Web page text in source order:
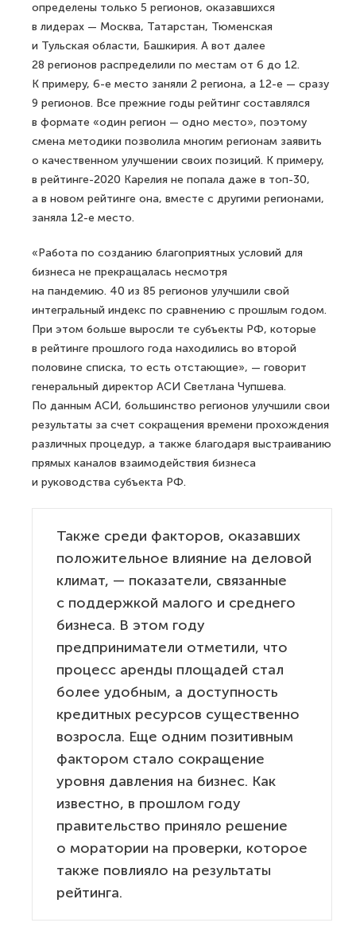
определены только 5 регионов, оказавшихся
в лидерах — Москва, Татарстан, Тюменская
и Тульская области, Башкирия. А вот далее
28 регионов распределили по местам от 6 до 12.
К примеру, 6-е место заняли 2 региона, а 12-е — сразу
9 регионов. Все прежние годы рейтинг составлялся
в формате «один регион — одно место», поэтому
смена методики позволила многим регионам заявить
о качественном улучшении своих позиций. К примеру,
в рейтинге-2020 Карелия не попала даже в топ-30,
а в новом рейтинге она, вместе с другими регионами,
заняла 12-е место.
«Работа по созданию благоприятных условий для
бизнеса не прекращалась несмотря
на пандемию. 40 из 85 регионов улучшили свой
интегральный индекс по сравнению с прошлым годом.
При этом больше выросли те субъекты РФ, которые
в рейтинге прошлого года находились во второй
половине списка, то есть отстающие», — говорит
генеральный директор АСИ Светлана Чупшева.
По данным АСИ, большинство регионов улучшили свои
результаты за счет сокращения времени прохождения
различных процедур, а также благодаря выстраиванию
прямых каналов взаимодействия бизнеса
и руководства субъекта РФ.
Также среди факторов, оказавших
положительное влияние на деловой
климат, — показатели, связанные
с поддержкой малого и среднего
бизнеса. В этом году
предприниматели отметили, что
процесс аренды площадей стал
более удобным, а доступность
кредитных ресурсов существенно
возросла. Еще одним позитивным
фактором стало сокращение
уровня давления на бизнес. Как
известно, в прошлом году
правительство приняло решение
о моратории на проверки, которое
также повлияло на результаты
рейтинга.